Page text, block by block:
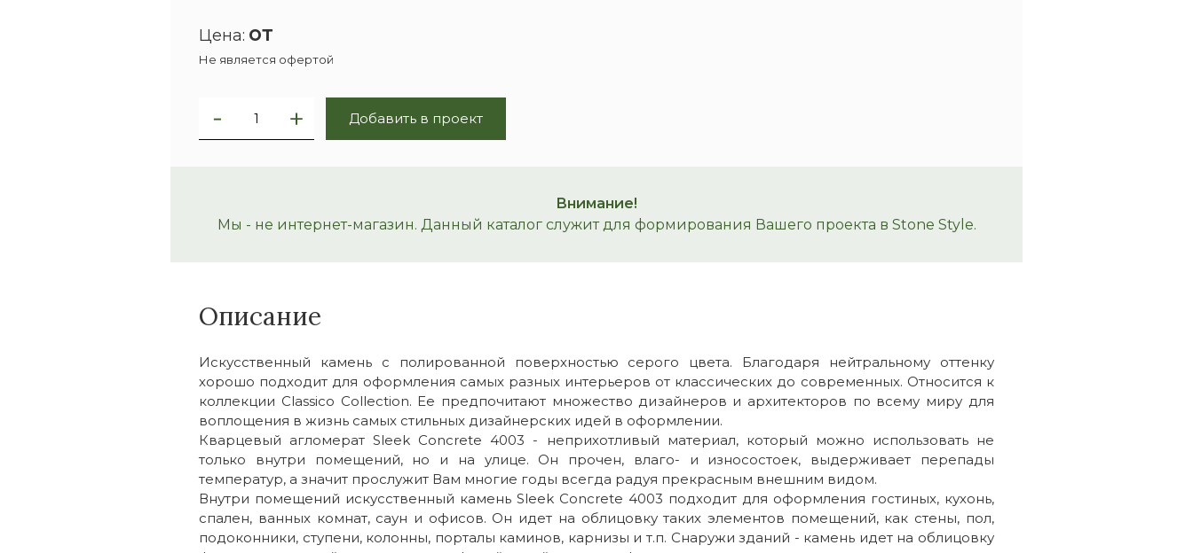
Цена: от
Не является офертой
Добавить в проект
Внимание!
Мы - не интернет-магазин. Данный каталог служит для формирования Вашего проекта в Stone Style.
Описание
Искусственный камень с полированной поверхностью серого цвета. Благодаря нейтральному оттенку
хорошо подходит для оформления самых разных интерьеров от классических до современных. Относится к
коллекции Classico Collection. Ее предпочитают множество дизайнеров и архитекторов по всему миру для
воплощения в жизнь самых стильных дизайнерских идей в оформлении.
Кварцевый агломерат Sleek Concrete 4003 - неприхотливый материал, который можно использовать не
только внутри помещений, но и на улице. Он прочен, влаго- и износостоек, выдерживает перепады
температур, а значит прослужит Вам многие годы всегда радуя прекрасным внешним видом.
Внутри помещений искусственный камень Sleek Concrete 4003 подходит для оформления гостиных, кухонь,
спален, ванных комнат, саун и офисов. Он идет на облицовку таких элементов помещений, как стены, пол,
подоконники, ступени, колонны, порталы каминов, карнизы и т.п. Снаружи зданий - камень идет на облицовку